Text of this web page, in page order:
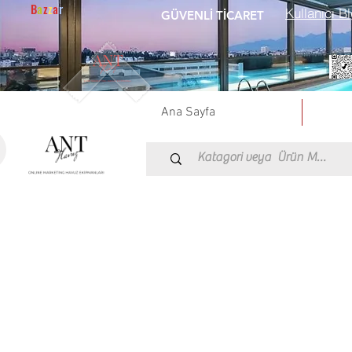
Bazzar GÜVENLİ TİCARET Kullanıcı
Ana Sayfa